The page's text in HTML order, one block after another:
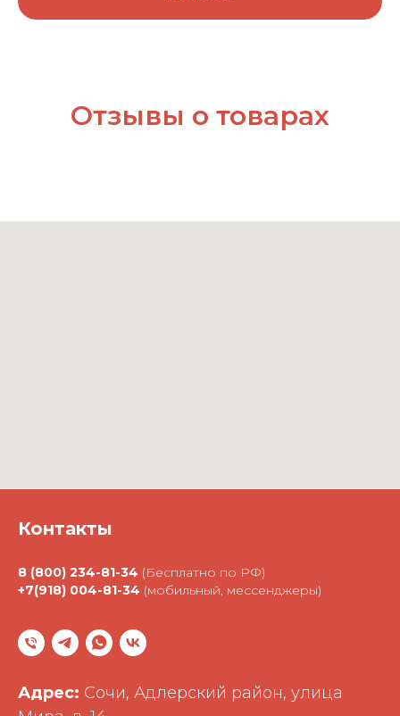
Отзывы о товарах
Контакты
8 (800) 234-81-34 (Бесплатно по РФ)
+7(918) 004-81-34 (мобильный, мессенджеры)
Адрес: Сочи, Адлерский район, улица